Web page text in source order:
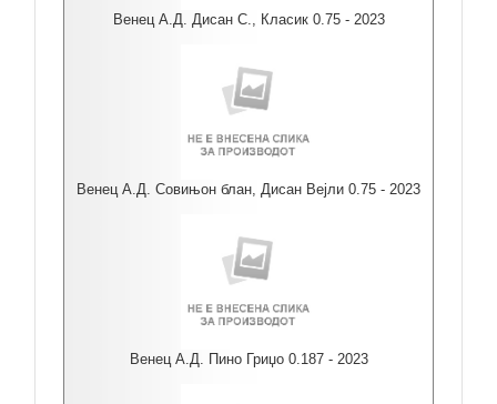
Венец А.Д. Дисан С., Класик 0.75 - 2023
Венец А.Д. Совињон блан, Дисан Вејли 0.75 - 2023
Венец А.Д. Пино Гриџо 0.187 - 2023